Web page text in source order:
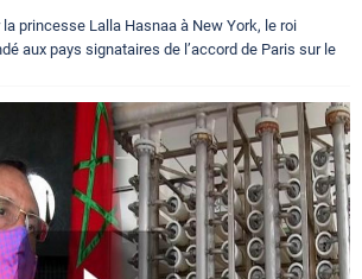
princesse Lalla Hasnaa à New York, le roi
aux pays signataires de l’accord de Paris sur le